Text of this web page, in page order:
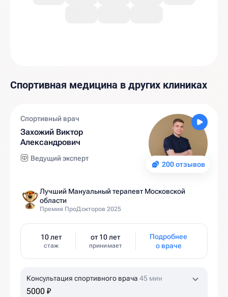
Спортивная медицина в других клиниках
200 отзывов
Спортивный врач
Захожий Виктор
Александрович
Ведущий эксперт
Лучший Мануальный терапевт Московской
области
Премия ПроДокторов 2025
10 лет
стаж
от 10 лет
принимает
Подробнее
о враче
Консультация спортивного врача 45 мин
5000 ₽